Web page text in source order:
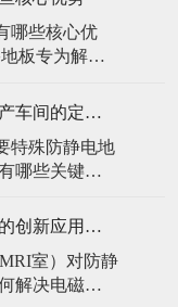
支脚压
的优质复合地
哪些核心优
板专为解决
采用优质冷
化后静电喷
。 便捷布
轻松掀起盖
防静电地板在新能源电池生产车间的定制化解决方案
特殊防静电地
哪些关键技
方位防护方
（ATEX认
防静电地板在医疗影像中心的创新应用方案
室）对防静
解决电磁干